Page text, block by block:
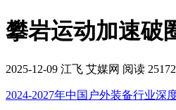
攀岩运动加速破
2025-12-09 江飞 艾媒网 阅读 25172
2024-2027年中国户外装备行业深